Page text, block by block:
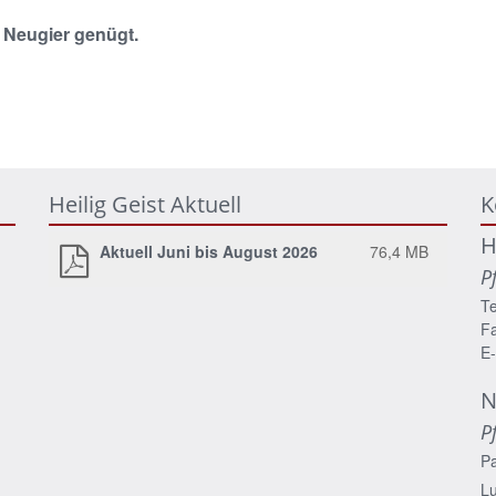
genügt.
Heilig Geist Aktuell
Aktuell Juni bis August 2026 76,4 MB